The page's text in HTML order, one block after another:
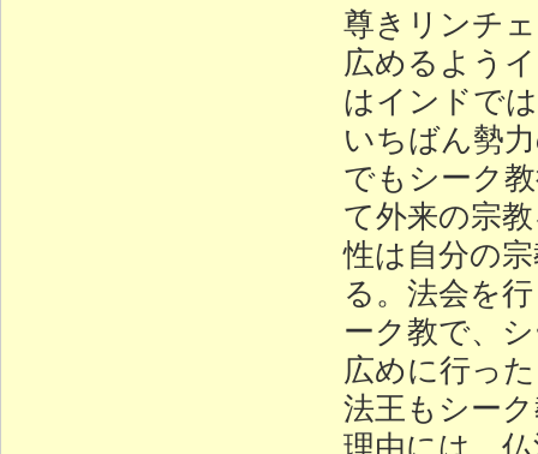
尊きリンチ
広めるよう
はインドで
いちばん勢
でもシーク
て外来の宗
性は自分の
る。法会を
ーク教で、
広めに行っ
法王もシー
理由には、